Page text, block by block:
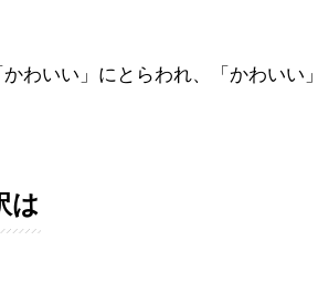
わいい」にとらわれ、「かわいい
は